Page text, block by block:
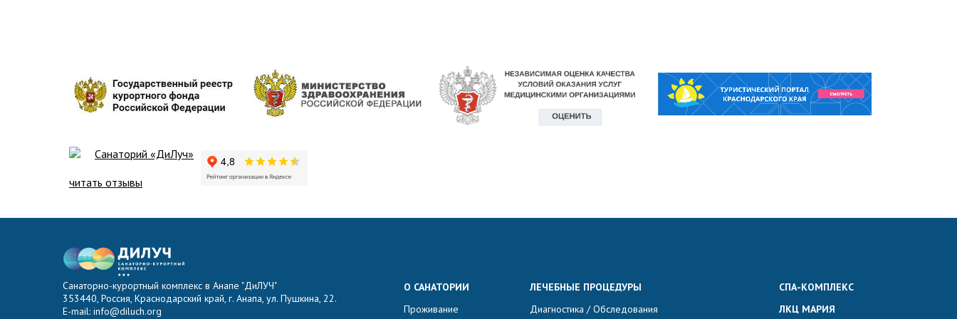
Санаторий «ДиЛуч»
читать отзывы
Санаторно-курортный комплекс в Анапе "ДиЛУЧ"
353440, Россия, Краснодарский край, г. Анапа, ул. Пушкина, 22.
E-mail: info@diluch.org
О САНАТОРИИ
Проживание
ЛЕЧЕБНЫЕ ПРОЦЕДУРЫ
Диагностика / Обследования
СПА-КОМПЛЕКС
ЛКЦ МАРИЯ